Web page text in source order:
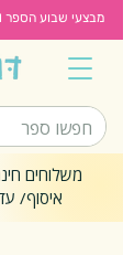
מבצעי שבוע הספר 📖 3 ספרים ב-₪120
איסוף/ עד